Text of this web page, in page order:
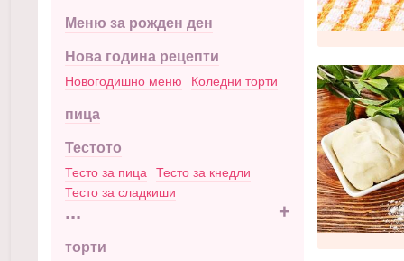
Меню за рожден ден
Нова година рецепти
Новогодишно меню Коледни торти
пица
Тестото
Тесто за пица
Тесто за кнедли
Тесто за сладкиши
... +
торти